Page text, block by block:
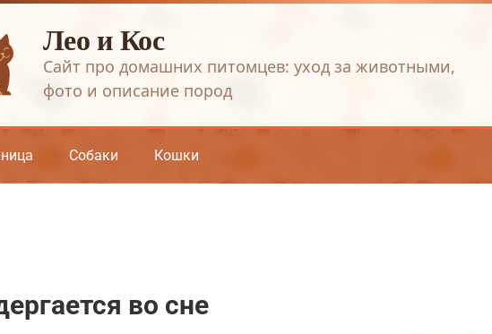
Лео и Кос
Сайт про домашних питомцев: уход за животными,
фото и описание пород
Собаки Кошки
во сне